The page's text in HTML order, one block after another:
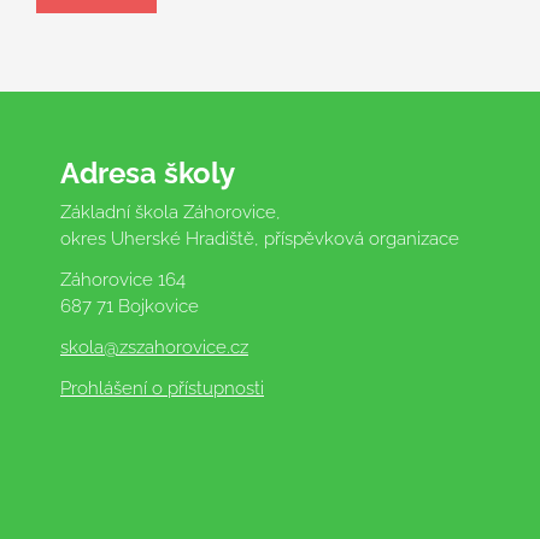
Adresa školy
Základní škola Záhorovice,
okres Uherské Hradiště, příspěvková organizace
Záhorovice 164
687 71 Bojkovice
skola@zszahorovice.cz
Prohlášení o přístupnosti